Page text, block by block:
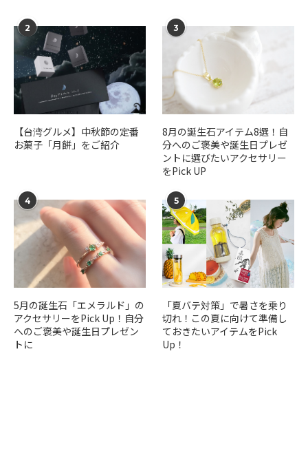
2
【台湾グルメ】中秋節の定番
お菓子「月餅」をご紹介
3
​​8月の誕生石アイテム8選！自
分へのご褒美や誕生日プレゼ
ントに選びたいアクセサリー
をPick UP
4
5月の誕生石「エメラルド」の
アクセサリーをPick Up！自分
へのご褒美や誕生日プレゼン
トに
5
「夏バテ対策」で暑さを乗り
切れ！この夏に向けて準備し
ておきたいアイテムをPick
Up！